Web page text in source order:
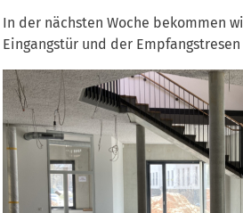
In der nächsten Woche bekommen
Eingangstür und der